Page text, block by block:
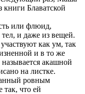
Блаватской
или флюид,
и даже из вещей.
как ум, так
и в то же
акашной
на листке.
ровным
что ей